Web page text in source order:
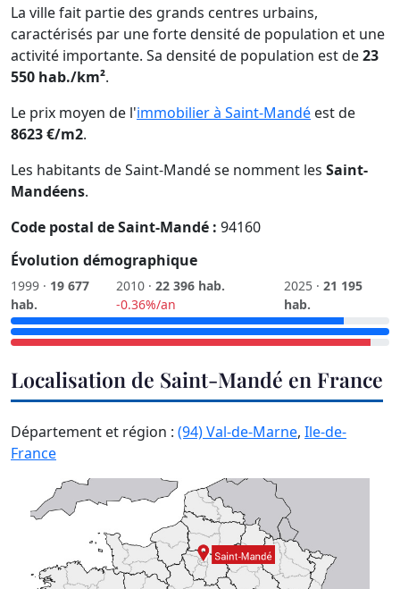
La ville fait partie des grands centres urbains,
caractérisés par une forte densité de population et une
activité importante. Sa densité de population est de23
550 hab./km².
Le prix moyen de l'immobilier à Saint-Mandé est de
8623 €/m2.
Les habitants de Saint-Mandé se nomment les Saint-
Mandéens.
Code postal de Saint-Mandé : 94160
Évolution démographique
1999 · 19 677
hab.
2010 ·22 396 hab.
-0.36%/an
2025 · 21 195
hab.
Localisation de Saint-Mandé en France
Département et région : (94) Val-de-Marne, Ile-de-
France